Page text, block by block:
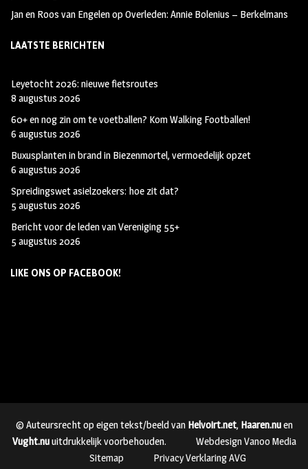
Jan en Roos van EngelenopOverleden: Annie Bolenius – Berkelmans
LAATSTE BERICHTEN
Leyetocht 2026: nieuwe fietsroutes
8 augustus 2026
60+ en nog zin om te voetballen? Kom Walking Footballen!
6 augustus 2026
Buxusplanten in brand in Biezenmortel, vermoedelijk opzet
6 augustus 2026
Spreidingswet asielzoekers: hoe zit dat?
5 augustus 2026
Bericht voor de leden van Vereniging 55+
5 augustus 2026
LIKE ONS OP FACEBOOK!
© Auteursrecht op eigen tekst/beeld van Helvoirt.net, Haaren.nuen
Vught.nuuitdrukkelijk voorbehouden.
Webdesign Vanoo Media
Sitemap
Privacy Verklaring AVG